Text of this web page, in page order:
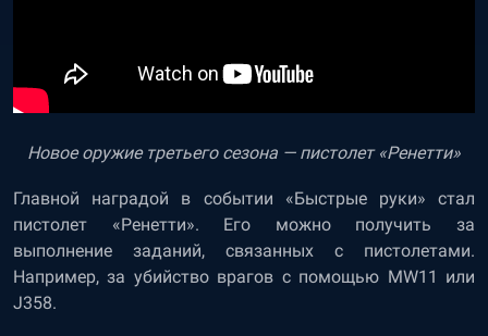
Новое оружие третьего сезона —пистолет «Ренетти»
Главной наградой в событии «Быстрые руки» стал
пистолет «Ренетти». Его можно получить за
выполнение заданий, связанных с пистолетами.
Например, за убийство врагов с помощью MW11 или
J358.